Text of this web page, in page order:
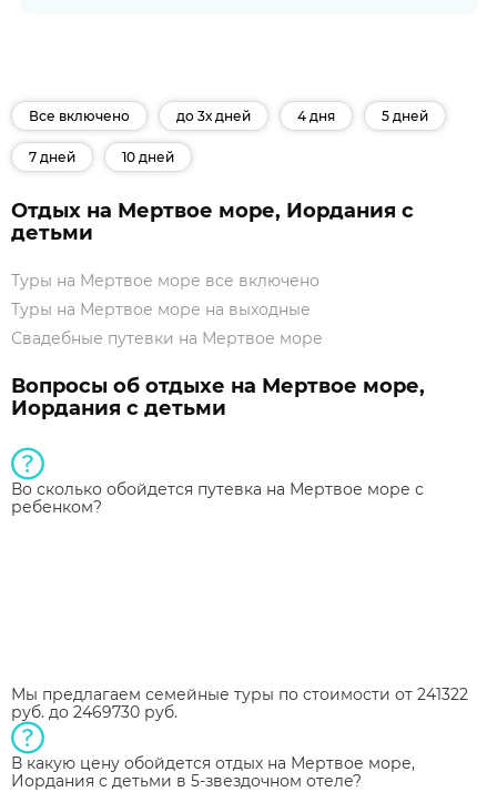
Все включено до 3х дней 4 дня 5 дней
7 дней 10 дней
Отдых на Мертвое море, Иордания с
детьми
Туры на Мертвое море все включено
Туры на Мертвое море на выходные
Свадебные путевки на Мертвое море
Вопросы об отдыхе на Мертвое море,
Иордания с детьми
Во сколько обойдется путевка на Мертвое море с
ребенком?
Мы предлагаем семейные туры по стоимости от 241322
руб. до 2469730 руб.
В какую цену обойдется отдых на Мертвое море,
Иордания с детьми в 5-звездочном отеле?